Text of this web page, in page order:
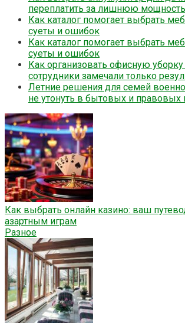
переплатить за лишнюю мощность
Как каталог помогает выбрать
суеты и ошибок
Как каталог помогает выбрать
суеты и ошибок
Как организовать офисную уборку
сотрудники замечали только
Летние решения для семей
не утонуть в бытовых и правовых
Как выбрать онлайн казино: ваш
азартным играм
Разное